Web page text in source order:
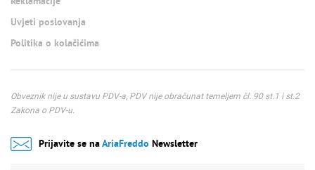
Uvjeti poslovanja
Politika o kolačićima
Obveznik nije u sustavu PDV-a, PDV nije obračunat temeljem čl. 90 st.1 i st.2
Zakona o PDV-u.
Prijavite se naAriaFreddo Newsletter